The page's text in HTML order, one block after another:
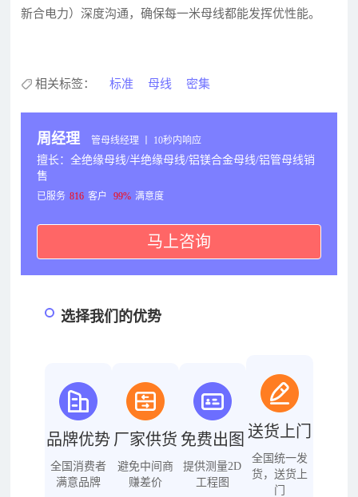
新合电力）深度沟通，确保每一米母线都能发挥优性能。
相关标签： 标准 母线 密集
周经理 管母线经理 丨 10秒内响应
擅长：全绝缘母线/半绝缘母线/铝镁合金母线/铝管母线销
售
已服务 816 客户 99% 满意度
马上咨询
选择我们的优势
品牌优势
全国消费者
满意品牌
厂家供货
避免中间商
赚差价
免费出图
提供测量2D
工程图
送货上门
全国统一发
货，送货上
门